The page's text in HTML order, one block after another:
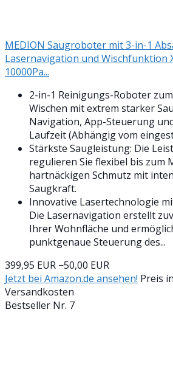
MEDION Saugroboter mit 3-in-1
Lasernavigation und Wischfunktion
10000Pa...
2-in-1 Reinigungs-Roboter
Wischen mit extrem starker
Navigation, App-Steuerung
Laufzeit (Abhängig vom
Stärkste Saugleistung: Die
regulieren Sie flexibel bis zum
hartnäckigen Schmutz mit
Saugkraft.
Innovative Lasertechnologie
Die Lasernavigation erstellt
Ihrer Wohnfläche und
punktgenaue Steuerung des...
399,95 EUR −50,00 EUR
Jetzt bei Amazon.de ansehen! Preis
Versandkosten
Bestseller Nr. 7